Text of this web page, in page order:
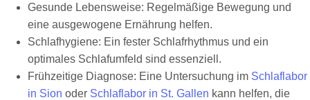
Gesunde Lebensweise: Regelmäßige Bewegung und
eine ausgewogene Ernährung helfen.
Schlafhygiene: Ein fester Schlafrhythmus und ein
optimales Schlafumfeld sind essenziell.
Frühzeitige Diagnose: Eine Untersuchung im Schlaflabor
in Sion oder Schlaflabor in St. Gallen kann helfen, die